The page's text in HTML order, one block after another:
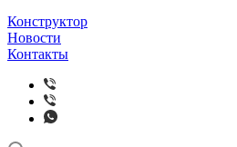
Конструктор
Новости
Контакты